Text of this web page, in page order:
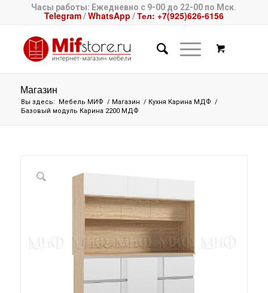
Часы работы: Ежедневно с 9-00 до 22-00 по Мск.
Telegram/WhatsApp /Тел: +7(925)626-6156
Магазин
Вы здесь: Мебель МИФ / Магазин / Кухня Карина МДФ /
Базовый модуль Карина 2200 МДФ